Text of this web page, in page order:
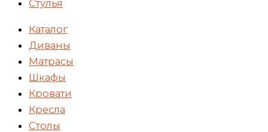
Стулья
Каталог
Диваны
Матрасы
Шкафы
Кровати
Кресла
Столы